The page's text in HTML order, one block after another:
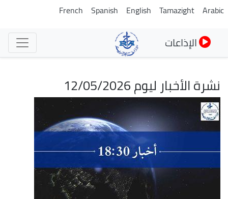
تجاوز
Arabic
Tamazight
English
Spanish
French
الإذاعات
نشرة الأخبار ليوم 12/05/2026
الصورة